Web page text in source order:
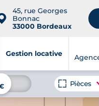
45, rue Georges
Bonnac
33000 Bordeaux
Gestion locative
Pièces